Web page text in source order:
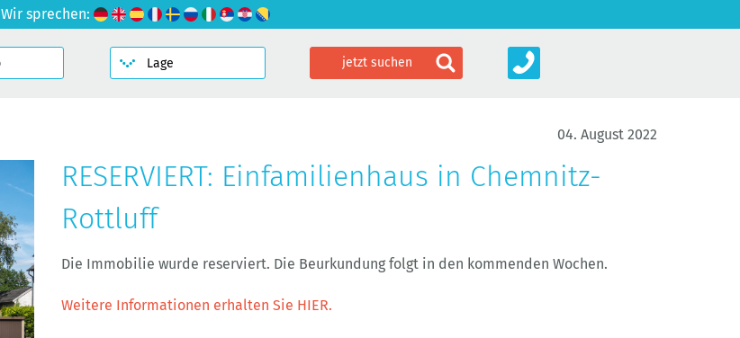
Wir sprechen:
04. August 2022
RESERVIERT: Einfamilienhaus in Chemnitz-
Rottluff
Die Immobilie wurde reserviert. Die Beurkundung folgt in den kommenden Wochen.
Weitere Informationen erhalten Sie HIER.